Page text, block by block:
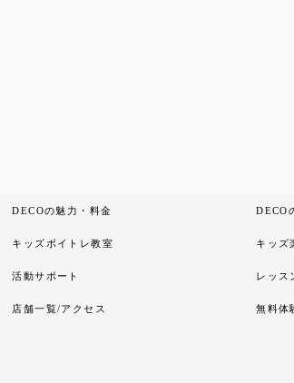
DECOの魅力・料金 DECO
キッズボイトレ教室 キッズ
活動サポート レッス
店舗一覧/アクセス 無料体